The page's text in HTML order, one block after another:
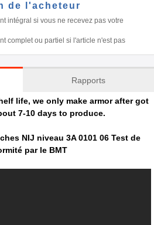
de l'acheteur
intégral si vous ne recevez pas votre
complet ou partiel si l'article n'est pas
Rapports
life, we only make armor after got
7-10 days to produce.
NIJ niveau 3A 0101 06 Test de
par le BMT